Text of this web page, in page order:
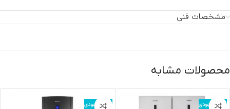
مشخصات فنی
محصولات مشابه
اتمام موجودی اتمام موجودی